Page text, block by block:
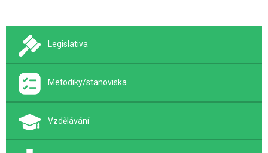
Legislativa
Metodiky/stanoviska
Vzdělávání